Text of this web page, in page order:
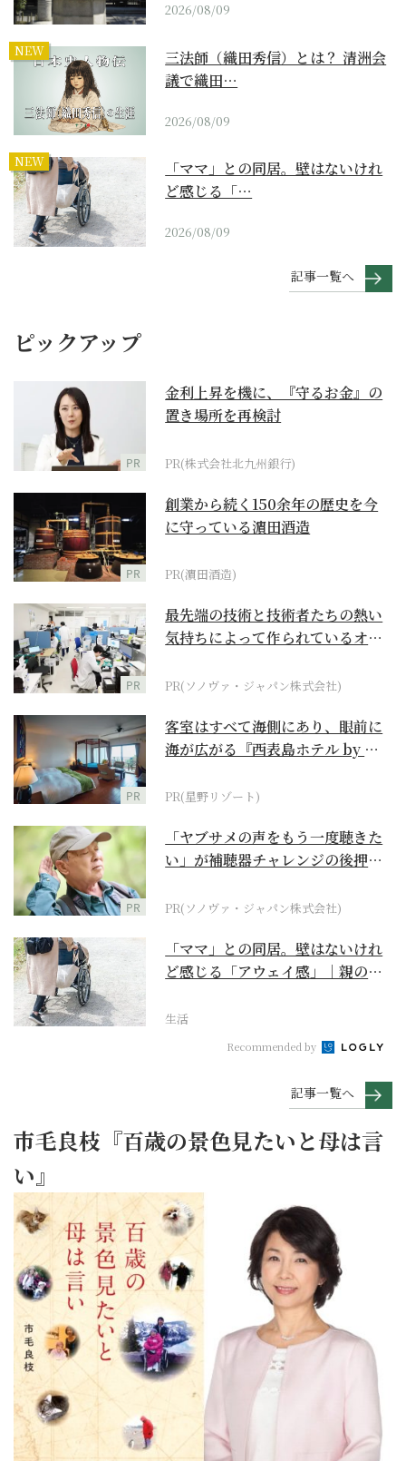
2026/08/09
NEW
三法師（織田秀信）とは？ 清洲会
議で織田…
2026/08/09
NEW
「ママ」との同居。壁はないけれ
ど感じる「…
2026/08/09
記事一覧へ
ピックアップ
PR
金利上昇を機に、『守るお金』の
置き場所を再検討
PR(株式会社北九州銀行)
PR
創業から続く150余年の歴史を今
に守っている濵田酒造
PR(濵田酒造)
PR
最先端の技術と技術者たちの熱い
気持ちによって作られているオー
PR(ソノヴァ・ジャパン株式会社)
PR
客室はすべて海側にあり、眼前に
海が広がる『西表島ホテル by 星
PR(星野リゾート)
PR
「ヤブサメの声をもう一度聴きた
い」が補聴器チャレンジの後押し
PR(ソノヴァ・ジャパン株式会社)
「ママ」との同居。壁はないけれ
ど感じる「アウェイ感」｜親の終
生活
Recommended by
記事一覧へ
市毛良枝『百歳の景色見たいと母は言
い』